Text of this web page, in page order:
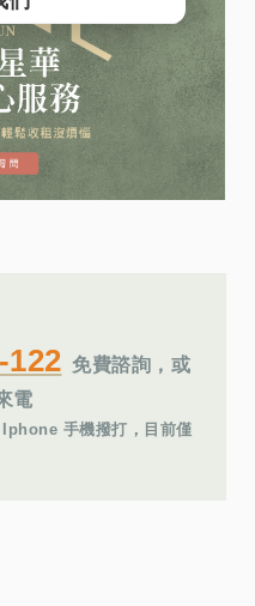
122 免費諮詢，或
電
手機撥打，目前僅